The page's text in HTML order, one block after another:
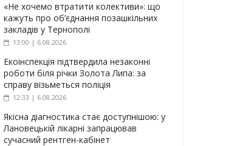
«Не хочемо втратити колективи»: що
кажуть про об’єднання позашкільних
закладів у Тернополі
13:00 | 6.08.2026
Екоінспекція підтвердила незаконні
роботи біля річки Золота Липа: за
справу візьметься поліція
12:33 | 6.08.2026
Якісна діагностика стає доступнішою: у
Лановецькій лікарні запрацював
сучасний рентген-кабінет